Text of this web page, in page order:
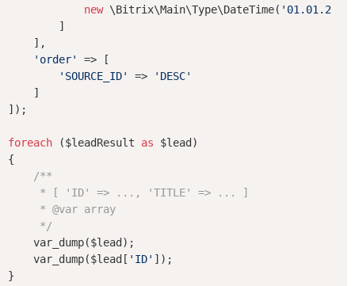
new \Bitrix\Main\Type\DateTime(
        ]
    ],
'order'
=> [
'SOURCE_ID'
=>
'DESC'
    ]
]);
foreach ($leadResult as $lead)
{
/**
     * [ 'ID' => ..., 'TITLE' => ... ]
     *
@var array
     */
    var_dump($lead);
    var_dump($lead[
'ID' ]);